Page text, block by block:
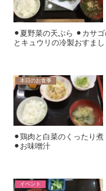
⚫︎夏野菜の天ぷら ⚫︎カサゴの煮付け ⚫︎肉じゃが ⚫︎ミョウガと青じそ
とキュウリの冷製おすまし
本日のお食事
⚫︎鶏肉と白菜のくったり煮 ⚫︎ツナと大根とサラダ ⚫︎かぼちゃの煮物
⚫︎お味噌汁
イベント